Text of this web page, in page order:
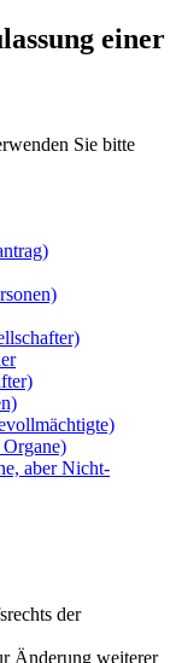
einer
Sie bitte
aber Nicht-
der
Änderung weiterer